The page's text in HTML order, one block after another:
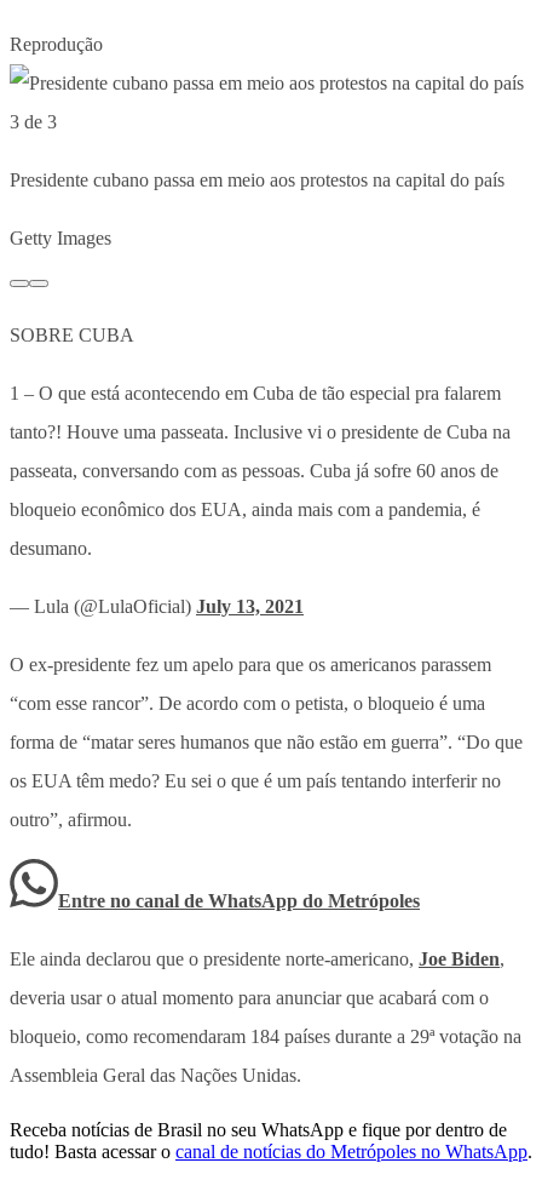
Reprodução
3 de 3
Presidente cubano passa em meio aos protestos na capital do país
Getty Images
SOBRE CUBA
1 – O que está acontecendo em Cuba de tão especial pra falarem
tanto?! Houve uma passeata. Inclusive vi o presidente de Cuba na
passeata, conversando com as pessoas. Cuba já sofre 60 anos de
bloqueio econômico dos EUA, ainda mais com a pandemia, é
desumano.
— Lula (@LulaOficial) July 13, 2021
O ex-presidente fez um apelo para que os americanos parassem
“com esse rancor”. De acordo com o petista, o bloqueio é uma
forma de “matar seres humanos que não estão em guerra”. “Do que
os EUA têm medo? Eu sei o que é um país tentando interferir no
outro”, afirmou.
Entre no canal de WhatsApp do Metrópoles
Ele ainda declarou que o presidente norte-americano, Joe Biden,
deveria usar o atual momento para anunciar que acabará com o
bloqueio, como recomendaram 184 países durante a 29ª votação na
Assembleia Geral das Nações Unidas.
Receba notícias de Brasil no seu WhatsApp e fique por dentro de
tudo! Basta acessar o canal de notícias do Metrópoles no WhatsApp.